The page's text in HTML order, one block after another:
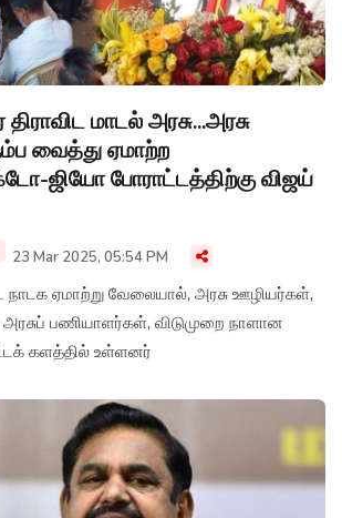
மாடல் அரசு...அரசு
வைத்து ஏமாற்ற
ஜியோ போராட்டத்திற்கு விஜய்
23 Mar 2025, 05:54 PM
நாடக ஏமாற்று வேலையால், அரசு ஊழியர்கள்,
பணியாளர்கள், விடுமுறை நாளான
களத்தில் உள்ளனர்